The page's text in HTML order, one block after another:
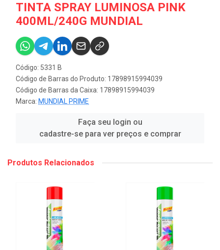
TINTA SPRAY LUMINOSA PINK
400ML/240G MUNDIAL
Código: 5331 B
Código de Barras do Produto: 17898915994039
Código de Barras da Caixa: 17898915994039
Marca: MUNDIAL PRIME
Faça seu login ou
cadastre-se para ver preços e comprar
Produtos Relacionados